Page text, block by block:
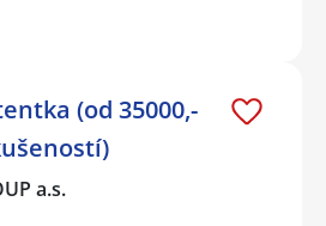
(od 35000,-
a.s.